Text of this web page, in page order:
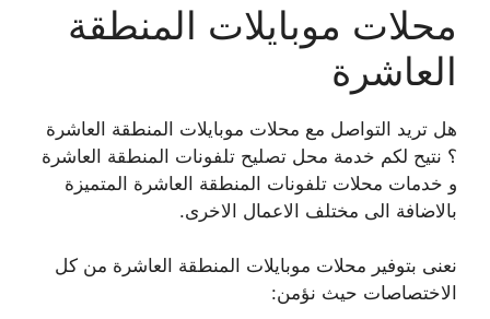
محلات موبايلات المنطقة
العاشرة
هل تريد التواصل مع محلات موبايلات المنطقة العاشرة
؟ نتيح لكم خدمة محل تصليح تلفونات المنطقة العاشرة
و خدمات محلات تلفونات المنطقة العاشرة المتميزة
بالاضافة الى مختلف الاعمال الاخرى.
نعنى بتوفير محلات موبايلات المنطقة العاشرة من كل
الاختصاصات حيث نؤمن: